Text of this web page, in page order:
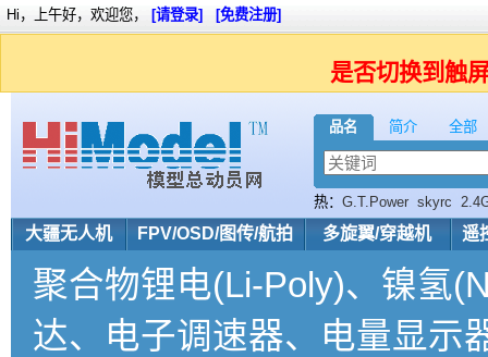
是否切换到触
品名 简介 全部
热： G.T.Power skyrc
大疆无人机 FPV/OSD/图传/航拍 多旋翼/穿越机 遥
Hi，上午好，欢迎您， [请登录] [免费注册]
聚合物锂电(Li-Poly)、镍氢
达、电子调速器、电量显示